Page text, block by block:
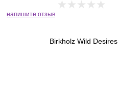
напишите отзыв
Birkholz Wild Desires